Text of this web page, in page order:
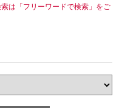
は「フリーワードで検索」をご